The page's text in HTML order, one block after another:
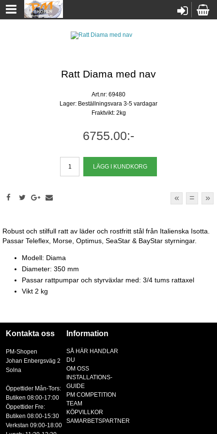
Ratt Diama med nav
Art.nr: 69480
Lager: Beställningsvara 3-5 vardagar
Fraktvikt: 2kg
6755.00:-
« = »
Robust och stilfull ratt av läder och rostfritt stål från Italienska Isotta.
Passar Teleflex, Morse, Optimus, SeaStar & BayStar styrningar.
Modell: Diama
Diameter: 350 mm
Passar rattpumpar och styrväxlar med: 3/4 tums rattaxel
Vikt 2 kg
Kontakta oss
PM-Shopen
Johan Enbergsväg 2
Solna
Öppettider Mån-Tors:
Butiken 08:00-17:00
Öppettider Fre:
Butiken 08:00-15:30
Verkstan 09:00-18:00
Information
SÅ HÄR HANDLAR
DU
OM OSS
INSTALLATIONS-
GUIDE
PM COMPETITION
TEAM
KÖPVILLKOR
SAMARBETSPARTNER